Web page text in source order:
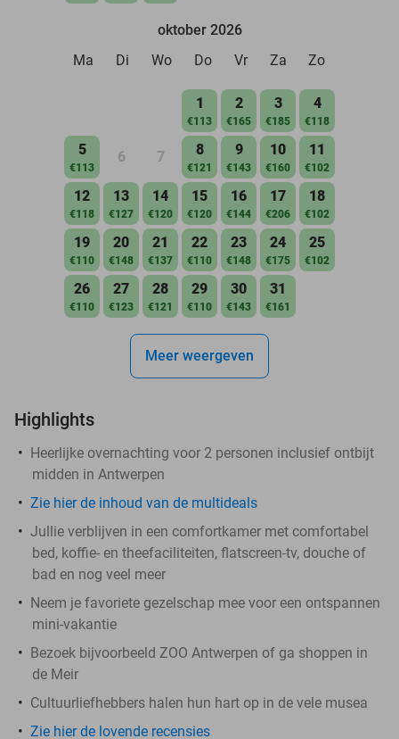
oktober 2026
Ma
Di Wo Do Vr Za Zo
1
€113
2
€165
3
€185
4
€118
5
€113
6 7 8
€121
9
€143
10
€160
11
€102
12
€118
13
€127
14
€120
15
€120
16
€144
17
€206
18
€102
19
€110
20
€148
21
€137
22
€110
23
€148
24
€175
25
€102
26
€110
27
€123
28
€121
29
€110
30
€143
31
€161
Meer weergeven
Highlights
Heerlijke overnachting voor 2 personen inclusief ontbijt
midden in Antwerpen
Zie hier de inhoud van de multideals
Jullie verblijven in een comfortkamer met comfortabel
bed, koffie- en theefaciliteiten, flatscreen-tv, douche of
bad en nog veel meer
Neem je favoriete gezelschap mee voor een ontspannen
mini-vakantie
Bezoek bijvoorbeeld ZOO Antwerpen of ga shoppen in
de Meir
Cultuurliefhebbers halen hun hart op in de vele musea
Zie hier de lovende recensies